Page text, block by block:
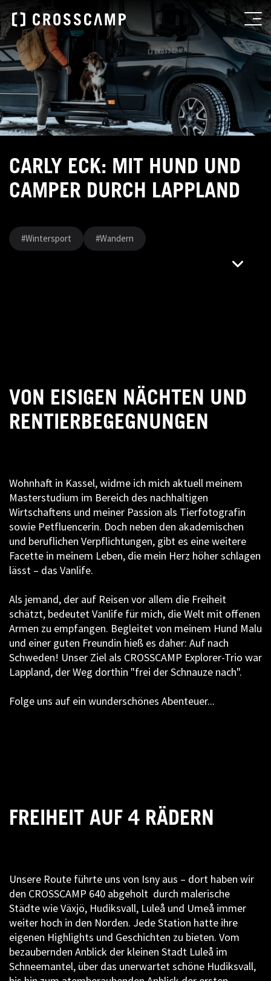
CARLY ECK: MIT HUND UND
CAMPER DURCH LAPPLAND
#Wintersport #Wandern
VON EISIGEN NÄCHTEN UND
RENTIERBEGEGNUNGEN
Wohnhaft in Kassel, widme ich mich aktuell meinem
Masterstudium im Bereich des nachhaltigen
Wirtschaftens und meiner Passion als Tierfotografin
sowie Petfluencerin. Doch neben den akademischen
und beruflichen Verpflichtungen, gibt es eine weitere
Facette in meinem Leben, die mein Herz höher schlagen
lässt – das Vanlife.
Als jemand, der auf Reisen vor allem die Freiheit
schätzt, bedeutet Vanlife für mich, die Welt mit offenen
Armen zu empfangen. Begleitet von meinem Hund Malu
und einer guten Freundin hieß es daher: Auf nach
Schweden! Unser Ziel als CROSSCAMP Explorer-Trio war
Lappland, der Weg dorthin "frei der Schnauze nach".
Folge uns auf ein wunderschönes Abenteuer...
FREIHEIT AUF 4 RÄDERN
Unsere Route führte uns von Isny aus – dort haben wir
den CROSSCAMP 640 abgeholt durch malerische
Städte wie Växjö, Hudiksvall, Luleå und Umeå immer
weiter hoch in den Norden. Jede Station hatte ihre
eigenen Highlights und Geschichten zu bieten. Vom
bezaubernden Anblick der kleinen Stadt Luleå im
Schneemantel, über das unerwartet schöne Hudiksvall,